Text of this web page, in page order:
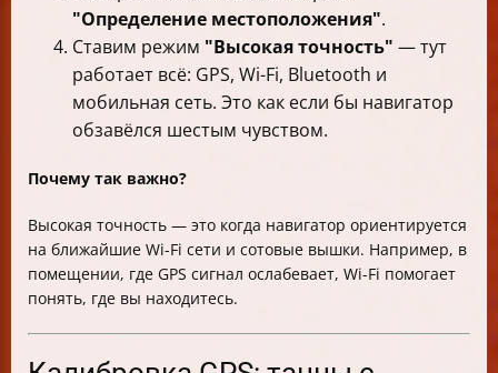
"Определение местоположения".
Ставим режим "Высокая точность" — тут
работает всё: GPS, Wi-Fi, Bluetooth и
мобильная сеть. Это как если бы навигатор
обзавёлся шестым чувством.
Почему так важно?
Высокая точность — это когда навигатор ориентируется
на ближайшие Wi-Fi сети и сотовые вышки. Например, в
помещении, где GPS сигнал ослабевает, Wi-Fi помогает
понять, где вы находитесь.